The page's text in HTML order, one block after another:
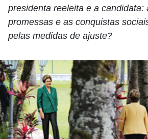
presidenta reeleita e a candidata:
promessas e as conquistas
pelas medidas de ajuste?